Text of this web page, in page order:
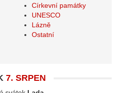
Církevní památky
UNESCO
Lázně
Ostatní
7. SRPEN